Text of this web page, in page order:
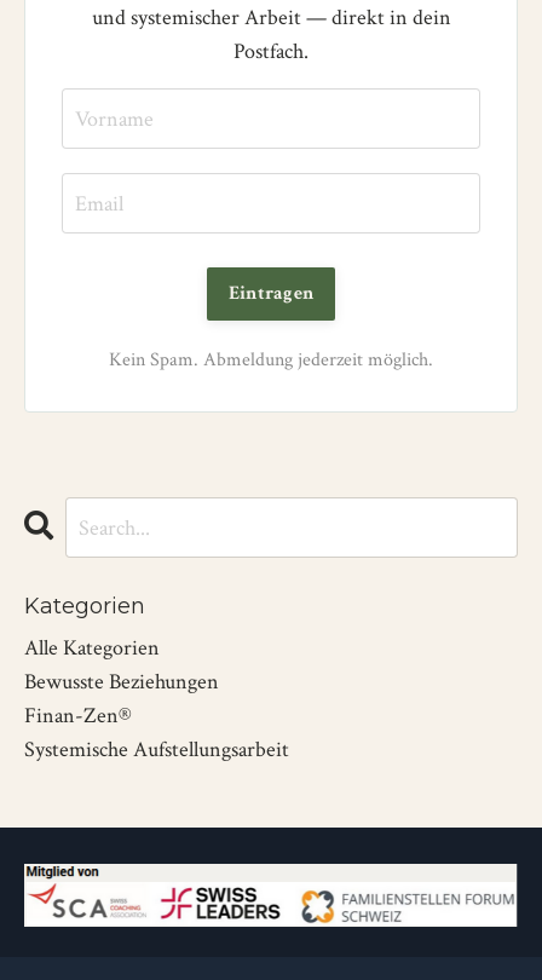
und systemischer Arbeit — direkt in dein
Postfach.
Eintragen
Kein Spam. Abmeldung jederzeit möglich.
Kategorien
Alle Kategorien
Bewusste Beziehungen
Finan-Zen®
Systemische Aufstellungsarbeit